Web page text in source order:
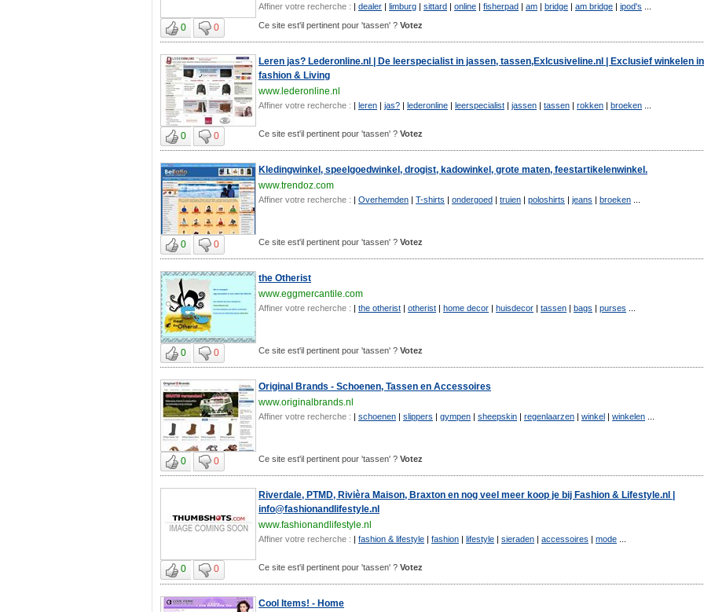
Affiner votre recherche : | dealer | limburg | sittard | online | fisherpad | am | bridge | am bridge | ipod's
0 0 Ce site est'il pertinent pour 'tassen' ? Votez
Leren jas? Lederonline.nl | De leerspecialist in jassen, tassen,Exlcusiveline.nl | Exclusief winkelen in
fashion & Living
www.lederonline.nl
Affiner votre recherche : | leren | jas? | lederonline | leerspecialist | jassen | tassen | rokken | broeken
0 0 Ce site est'il pertinent pour 'tassen' ? Votez
Kledingwinkel, speelgoedwinkel, drogist, kadowinkel, grote maten, feestartikelenwinkel.
www.trendoz.com
Affiner votre recherche : | Overhemden | T-shirts | ondergoed | truien | poloshirts | jeans | broeken
0 0 Ce site est'il pertinent pour 'tassen' ? Votez
the Otherist
www.eggmercantile.com
Affiner votre recherche : | the otherist | otherist | home decor | huisdecor | tassen | bags | purses
0 0 Ce site est'il pertinent pour 'tassen' ? Votez
Original Brands - Schoenen, Tassen en Accessoires
www.originalbrands.nl
Affiner votre recherche : | schoenen | slippers | gympen | sheepskin | regenlaarzen | winkel | winkelen
0 0 Ce site est'il pertinent pour 'tassen' ? Votez
Riverdale, PTMD, Rivièra Maison, Braxton en nog veel meer koop je bij Fashion & Lifestyle.nl |
info@fashionandlifestyle.nl
www.fashionandlifestyle.nl
Affiner votre recherche : | fashion & lifestyle | fashion | lifestyle | sieraden | accessoires | mode
0 0 Ce site est'il pertinent pour 'tassen' ? Votez
Cool Items! - Home